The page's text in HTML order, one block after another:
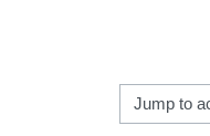
Jump to